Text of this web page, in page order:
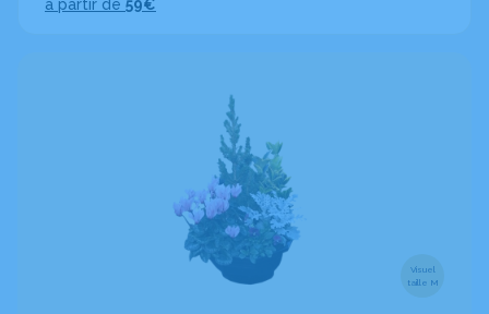
à partir de 59€
Visuel
taille M